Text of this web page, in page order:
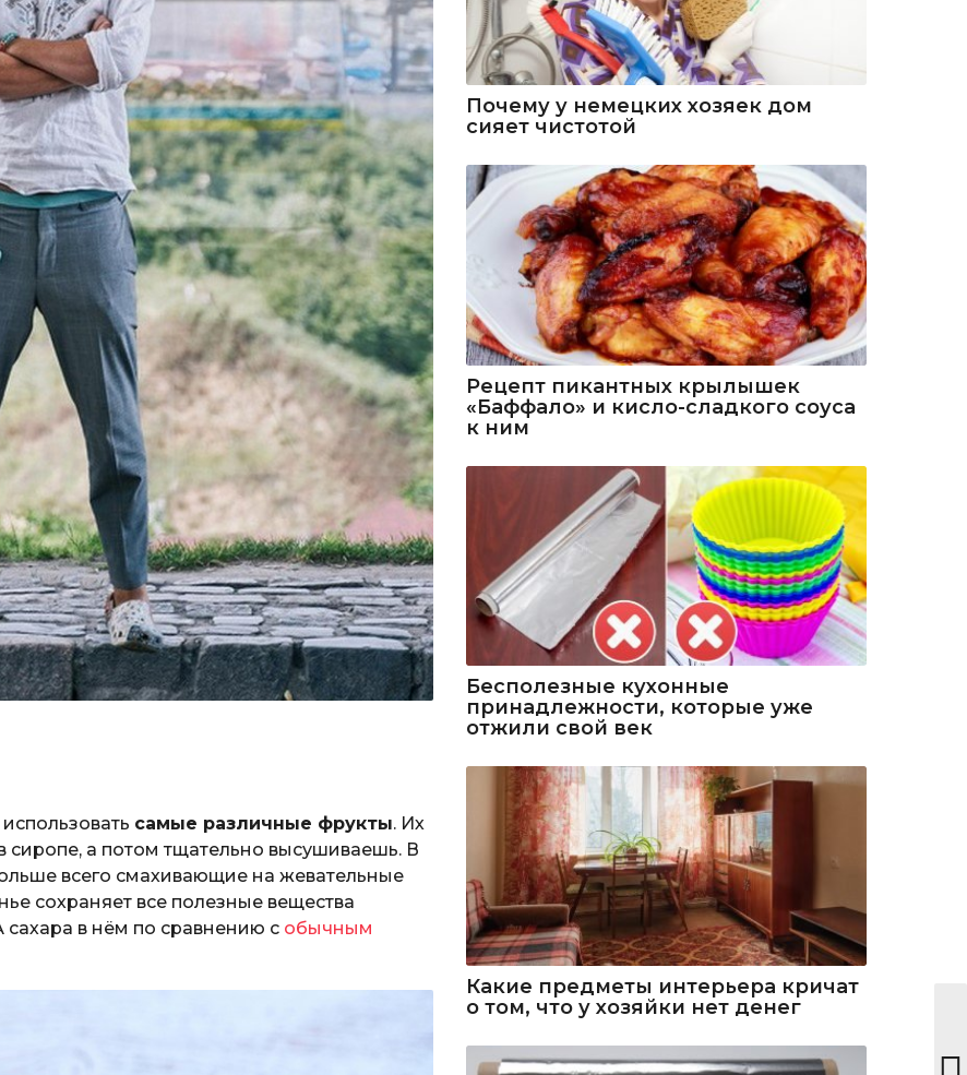
самые различные фрукты. Их
а потом тщательно высушиваешь. В
всего смахивающие на жевательные
сохраняет все полезные вещества
сахара в нём по сравнению с обычным
Почему у немецких хозяек дом
сияет чистотой
Рецепт пикантных крылышек
«Баффало» и кисло-сладкого соуса
к ним
Бесполезные кухонные
принадлежности, которые уже
отжили свой век
Какие предметы интерьера кричат
о том, что у хозяйки нет денег